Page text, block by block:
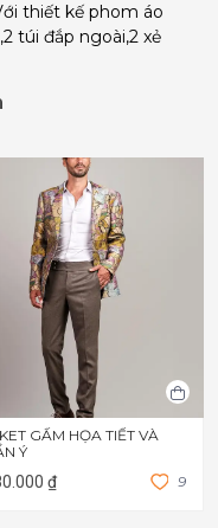
thiết kế phom áo
túi đắp ngoài,2 xẻ
GẤM HỌA TIẾT VÀ
Ý
₫ 9